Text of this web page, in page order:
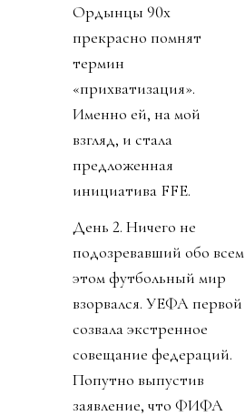
Ордынцы 90х
прекрасно помнят
термин
«прихватизация».
Именно ей, на мой
взгляд, и стала
предложенная
инициатива FFE.
День 2. Ничего не
подозревавший обо всем
этом футбольный мир
взорвался. УЕФА первой
созвала экстренное
совещание федераций.
Попутно выпустив
заявление, что ФИФА